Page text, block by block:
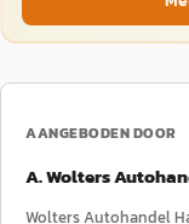
AANGEBODEN DOOR
A. Wolters
Wolters Autohandel